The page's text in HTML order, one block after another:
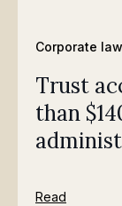
Corporate law
Trust
than
Read